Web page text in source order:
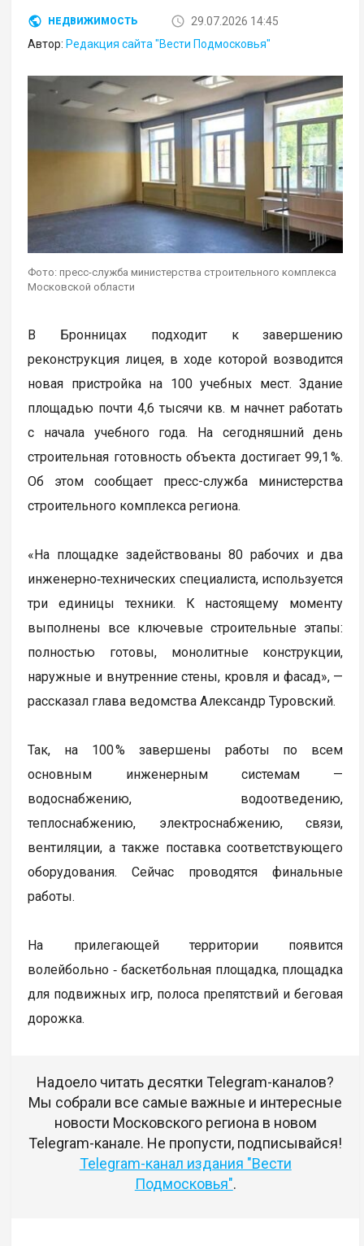
НЕДВИЖИМОСТЬ
29.07.2026 14:45
Автор: Редакция сайта "Вести Подмосковья"
Фото: пресс-служба министерства строительного комплекса
Московской области
В Бронницах подходит к завершению
реконструкция лицея, в ходе которой возводится
новая пристройка на 100 учебных мест. Здание
площадью почти 4,6 тысячи кв. м начнет работать
с начала учебного года. На сегодняшний день
строительная готовность объекта достигает 99,1 %.
Об этом сообщает пресс-служба министерства
строительного комплекса региона.
«На площадке задействованы 80 рабочих и два
инженерно‑технических специалиста, используется
три единицы техники. К настоящему моменту
выполнены все ключевые строительные этапы:
полностью готовы, монолитные конструкции,
наружные и внутренние стены, кровля и фасад», —
рассказал глава ведомства Александр Туровский.
Так, на 100 % завершены работы по всем
основным инженерным системам —
водоснабжению, водоотведению,
теплоснабжению, электроснабжению, связи,
вентиляции, а также поставка соответствующего
оборудования. Сейчас проводятся финальные
работы.
На прилегающей территории появится
волейбольно ‑ баскетбольная площадка, площадка
для подвижных игр, полоса препятствий и беговая
дорожка.
Надоело читать десятки Telegram-каналов?
Мы собрали все самые важные и интересные
новости Московского региона в новом
Telegram-канале. Не пропусти, подписывайся!
Telegram-канал издания "Вести
Подмосковья".